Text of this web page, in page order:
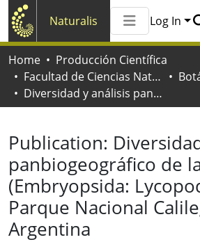
Naturalis
All of
Log In
Home
Producción Científica
Facultad de Ciencias Naturales y Museo
Diversidad y análisis panbiogeográfico de las licofitas (Embryopsida: Lycopodiidae) del Parque Nacional Calilegua, Jujuy, Argentina
Publication:
panbiogeográfico de
(Embryopsida:
Parque Nacional
Argentina